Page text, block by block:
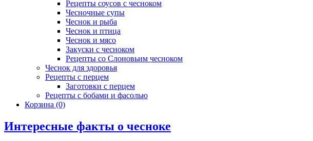
Рецепты соусов с чесноком
Чесночные супы
Чеснок и рыба
Чеснок и птица
Чеснок и мясо
Закуски с чесноком
Рецепты со Слоновьим чесноком
Чеснок для здоровья
Рецепты с перцем
Заготовки с перцем
Рецепты с бобами и фасолью
Корзина (0)
Интересные факты о чесноке